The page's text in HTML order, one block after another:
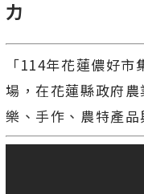
力
「114年花蓮儂好
場，在花蓮縣政府
樂、手作、農特產